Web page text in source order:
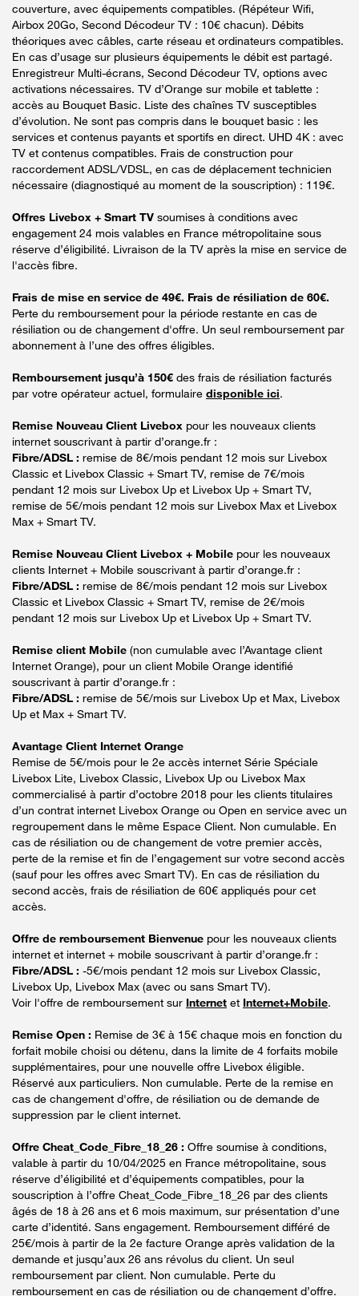
couverture, avec équipements compatibles. (Répéteur Wifi,
Airbox 20Go, Second Décodeur TV : 10€ chacun). Débits
théoriques avec câbles, carte réseau et ordinateurs compatibles.
En cas d’usage sur plusieurs équipements le débit est partagé.
Enregistreur Multi-écrans, Second Décodeur TV, options avec
activations nécessaires. TV d’Orange sur mobile et tablette :
accès au Bouquet Basic. Liste des chaînes TV susceptibles
d’évolution. Ne sont pas compris dans le bouquet basic : les
services et contenus payants et sportifs en direct. UHD 4K : avec
TV et contenus compatibles. Frais de construction pour
raccordement ADSL/VDSL, en cas de déplacement technicien
nécessaire (diagnostiqué au moment de la souscription) : 119€.
Offres Livebox + Smart TV soumises à conditions avec
engagement 24 mois valables en France métropolitaine sous
réserve d’éligibilité. Livraison de la TV après la mise en service de
l'accès fibre.
Frais de mise en service de 49€. Frais de résiliation de 60€.
Perte du remboursement pour la période restante en cas de
résiliation ou de changement d'offre. Un seul remboursement par
abonnement à l’une des offres éligibles.
Remboursement jusqu’à 150€ des frais de résiliation facturés
par votre opérateur actuel, formulaire disponible ici.
Remise Nouveau Client Livebox pour les nouveaux clients
internet souscrivant à partir d’orange.fr :
Fibre/ADSL : remise de 8€/mois pendant 12 mois sur Livebox
Classic et Livebox Classic + Smart TV, remise de 7€/mois
pendant 12 mois sur Livebox Up et Livebox Up + Smart TV,
remise de 5€/mois pendant 12 mois sur Livebox Max et Livebox
Max + Smart TV.
Remise Nouveau Client Livebox + Mobile pour les nouveaux
clients Internet + Mobile souscrivant à partir d’orange.fr :
Fibre/ADSL : remise de 8€/mois pendant 12 mois sur Livebox
Classic et Livebox Classic + Smart TV, remise de 2€/mois
pendant 12 mois sur Livebox Up et Livebox Up + Smart TV.
Remise client Mobile (non cumulable avec l’Avantage client
Internet Orange), pour un client Mobile Orange identifié
souscrivant à partir d’orange.fr :
Fibre/ADSL : remise de 5€/mois sur Livebox Up et Max, Livebox
Up et Max + Smart TV.
Avantage Client Internet Orange
Remise de 5€/mois pour le 2e accès internet Série Spéciale
Livebox Lite, Livebox Classic, Livebox Up ou Livebox Max
commercialisé à partir d’octobre 2018 pour les clients titulaires
d’un contrat internet Livebox Orange ou Open en service avec un
regroupement dans le même Espace Client. Non cumulable. En
cas de résiliation ou de changement de votre premier accès,
perte de la remise et fin de l’engagement sur votre second accès
(sauf pour les offres avec Smart TV). En cas de résiliation du
second accès, frais de résiliation de 60€ appliqués pour cet
accès.
Offre de remboursement Bienvenue pour les nouveaux clients
internet et internet + mobile souscrivant à partir d’orange.fr :
Fibre/ADSL : -5€/mois pendant 12 mois sur Livebox Classic,
Livebox Up, Livebox Max (avec ou sans Smart TV).
Voir l'offre de remboursement sur Internet et Internet+Mobile.
Remise Open : Remise de 3€ à 15€ chaque mois en fonction du
forfait mobile choisi ou détenu, dans la limite de 4 forfaits mobile
supplémentaires, pour une nouvelle offre Livebox éligible.
Réservé aux particuliers. Non cumulable. Perte de la remise en
cas de changement d'offre, de résiliation ou de demande de
suppression par le client internet.
Offre Cheat_Code_Fibre_18_26 : Offre soumise à conditions,
valable à partir du 10/04/2025 en France métropolitaine, sous
réserve d’éligibilité et d’équipements compatibles, pour la
souscription à l’offre Cheat_Code_Fibre_18_26 par des clients
âgés de 18 à 26 ans et 6 mois maximum, sur présentation d’une
carte d’identité. Sans engagement. Remboursement différé de
25€/mois à partir de la 2e facture Orange après validation de la
demande et jusqu’aux 26 ans révolus du client. Un seul
remboursement par client. Non cumulable. Perte du
remboursement en cas de résiliation ou de changement d’offre.